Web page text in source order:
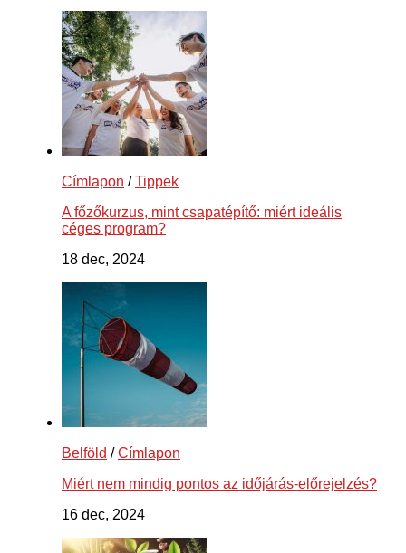
Címlapon /Tippek
A főzőkurzus, mint csapatépítő: miért ideális
céges program?
18 dec, 2024
Belföld /Címlapon
Miért nem mindig pontos az időjárás-előrejelzés?
16 dec, 2024